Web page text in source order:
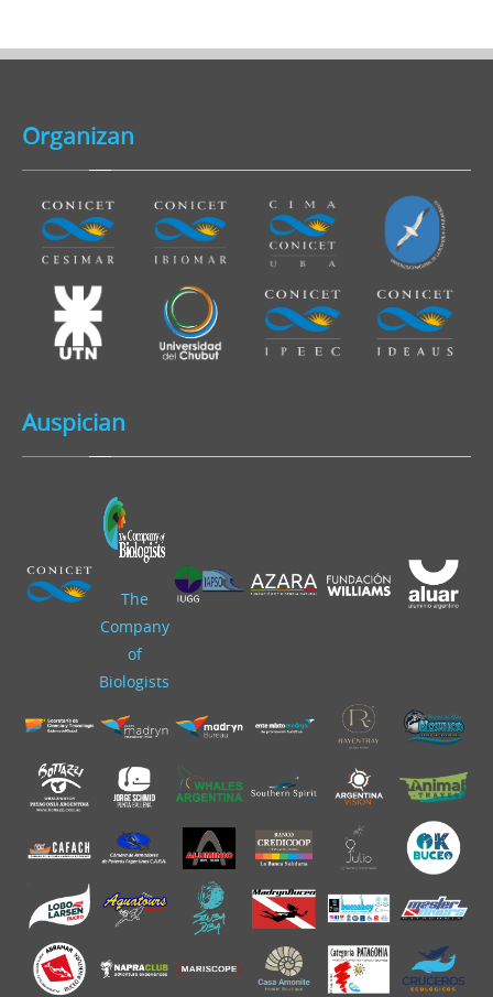
Organizan
Auspician
The
Company
of
Biologists